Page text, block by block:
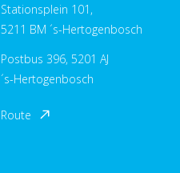
Stationsplein 101,
5211 BM ´s-Hertogenbosch
Postbus 396, 5201 AJ
´s-Hertogenbosch
Route